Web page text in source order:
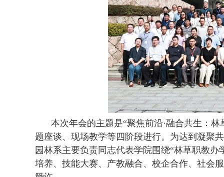
本次年会的主题是“聚焦前沿·融合共生：
题座谈、现场教学等四阶段进行。为达到凝聚
园林系主要负责同志代表学院围绕“林草职教
培养、技能大赛、产教融合、校企合作、社会